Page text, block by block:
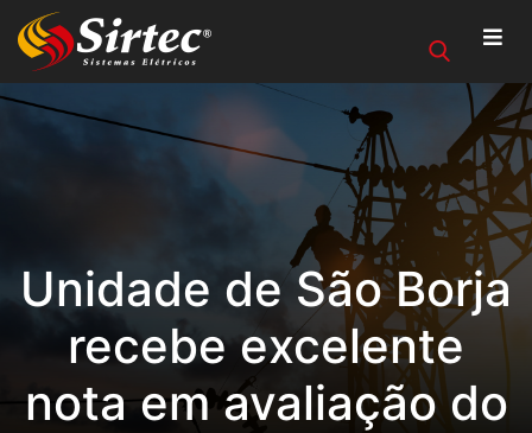
Unidade de São Borja
recebe excelente
nota em avaliação do